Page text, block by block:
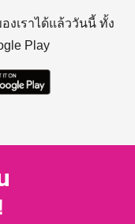
งเราได้แล้ววันนี้ ทั้ง
Play